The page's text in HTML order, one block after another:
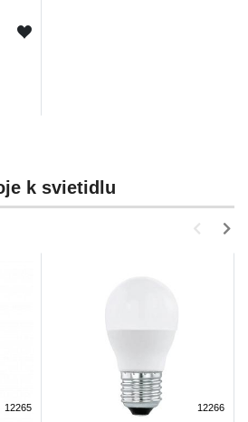
k svietidlu
12265 12266